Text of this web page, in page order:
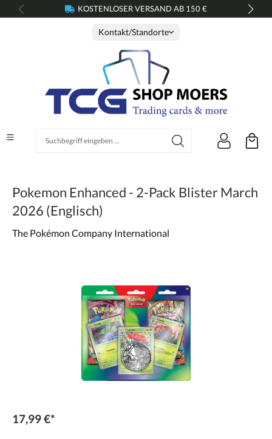
springen KOSTENLOSER VERSAND AB 150 €
Kontakt/Standorte
Pokemon Enhanced - 2-Pack Blister March
2026 (Englisch)
The Pokémon Company International
17,99 €*